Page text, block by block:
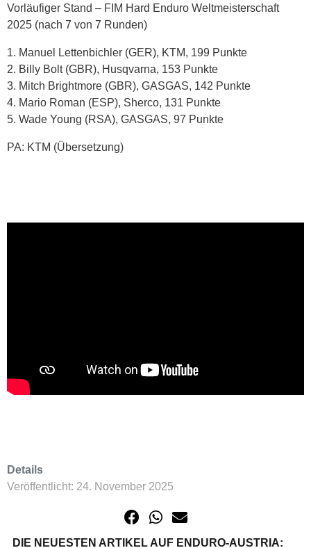
Vorläufiger Stand – FIM Hard Enduro Weltmeisterschaft
2025 (nach 7 von 7 Runden)
1. Manuel Lettenbichler (GER), KTM, 199 Punkte
2. Billy Bolt (GBR), Husqvarna, 153 Punkte
3. Mitch Brightmore (GBR), GASGAS, 142 Punkte
4. Mario Roman (ESP), Sherco, 131 Punkte
5. Wade Young (RSA), GASGAS, 97 Punkte
PA: KTM (Übersetzung)
Details
Veröffentlicht: 24. November 2025
DIE NEUESTEN ARTIKEL AUF ENDURO-AUSTRIA: